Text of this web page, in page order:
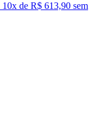
10x de R$ 613,90 sem